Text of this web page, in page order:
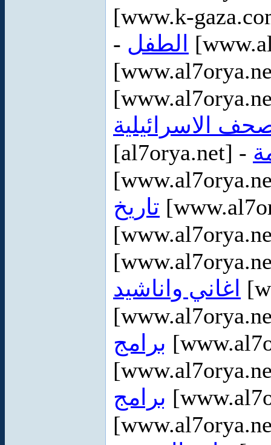
[www.k-
- الطفل
الاسرائيلية
[al7orya.net] -
تاريخ
اغاني واناشيد
برامج
برامج